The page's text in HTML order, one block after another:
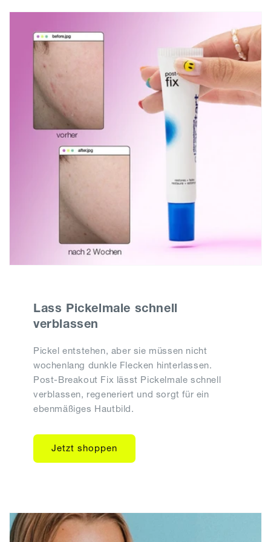
Lass Pickelmale schnell
verblassen
Pickel entstehen, aber sie müssen nicht
wochenlang dunkle Flecken hinterlassen.
Post-Breakout Fix lässt Pickelmale schnell
verblassen, regeneriert und sorgt für ein
ebenmäßiges Hautbild.
Jetzt shoppen